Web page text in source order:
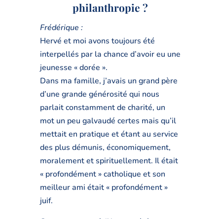
philanthropie ?
Frédérique :
Hervé et moi avons toujours été
interpellés par la chance d’avoir eu une
jeunesse « dorée ».
Dans ma famille, j’avais un grand père
d’une grande générosité qui nous
parlait constamment de charité, un
mot un peu galvaudé certes mais qu’il
mettait en pratique et étant au service
des plus démunis, économiquement,
moralement et spirituellement. Il était
« profondément » catholique et son
meilleur ami était « profondément »
juif.